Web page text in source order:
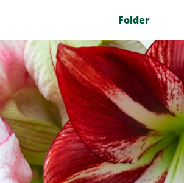
Folder